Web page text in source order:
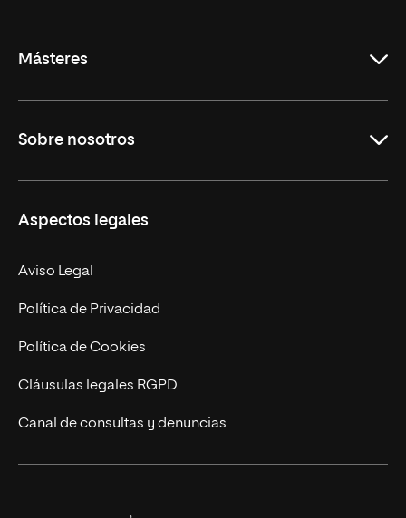
Másteres
Derecho
Empresa
MBA
Marketing y Comunicación
Ingeniería
Diseño
Ciencias de la Salud
Sobre nosotros
Nuestro Equipo
Contacto
Aspectos legales
Aviso Legal
Política de Privacidad
Política de Cookies
Cláusulas legales RGPD
Canal de consultas y denuncias